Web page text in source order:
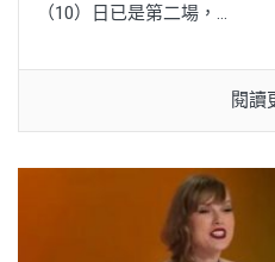
（10）日已是第二場，...
閱讀